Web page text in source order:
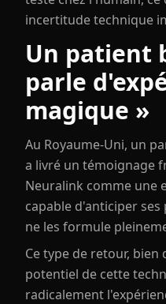
incertitude technique
Un patient
parle
magique »
Au Royaume-Uni, un
a livré un témoignage
Neuralink comme une
capable d'anticiper
ne les formule
Ce type de retour,
potentiel de cette
radicalement